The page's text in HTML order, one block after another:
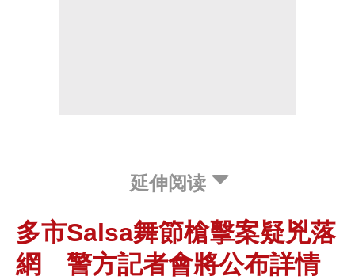
延伸阅读
多市Salsa舞節槍擊案疑兇落
網 警方記者會將公布詳情